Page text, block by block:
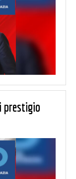
prestigio